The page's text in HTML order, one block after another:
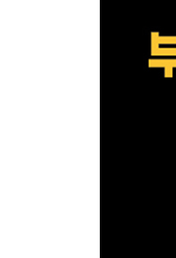
1. 레버리
[심화학습]
2. 워런 버